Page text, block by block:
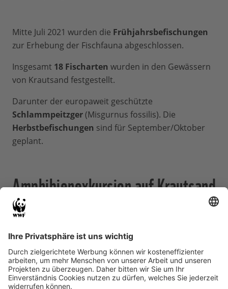
Mitte Juli 2021 wurden die Frühjahrsbefischungen
zur Erhebung der Fischfauna abgeschlossen.
Insgesamt 18 Fischarten wurden in den Gewässern
von Krautsand festgestellt.
Darunter der europaweit geschützte
Schlammpeitzger(Misgurnus fossilis). Die
Herbstbefischungen sind für September/Oktober
geplant.
Amphibienexkursion auf Krautsand